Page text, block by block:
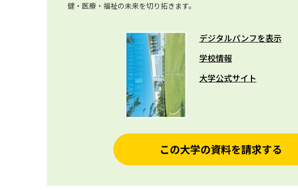
健・医療・福祉の未来を切り拓きます。
デジタルパンフを表示
学校情報
大学公式サイト
この大学の資料を請求する